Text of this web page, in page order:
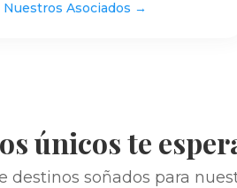
Nuestros Asociados →
únicos te
destinos soñados para